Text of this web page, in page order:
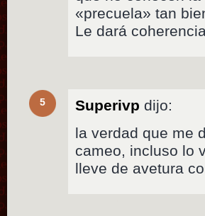
«precuela» tan
Le dará
5 Superivp dijo:
la verdad que me
cameo, incluso lo
lleve de avetura